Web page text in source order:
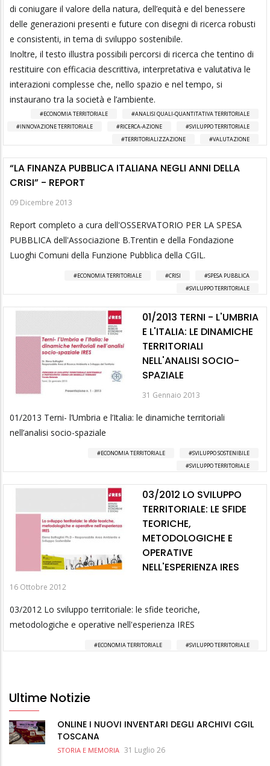
di coniugare il valore della natura, dell’equità e del benessere
delle generazioni presenti e future con disegni di ricerca robusti
e consistenti, in tema di sviluppo sostenibile.
Inoltre, il testo illustra possibili percorsi di ricerca che tentino di
restituire con efficacia descrittiva, interpretativa e valutativa le
interazioni complesse che, nello spazio e nel tempo, si
instaurano tra la società e l’ambiente.
ECONOMIA TERRITORIALE
ANALISI QUALI-QUANTITATIVA TERRITORIALE
INNOVAZIONE TERRITORIALE
RICERCA-AZIONE
SVILUPPO TERRITORIALE
TERRITORIALIZZAZIONE
VALUTAZIONE
“LA FINANZA PUBBLICA ITALIANA NEGLI ANNI DELLA
CRISI” - REPORT
09 Dicembre 2013
Report completo a cura dell'OSSERVATORIO PER LA SPESA
PUBBLICA dell'Associazione B.Trentin e della Fondazione
Luoghi Comuni della Funzione Pubblica della CGIL.
ECONOMIA TERRITORIALE CRISI
SPESA PUBBLICA
SVILUPPO TERRITORIALE
01/2013 TERNI - L'UMBRIA
E L'ITALIA: LE DINAMICHE
TERRITORIALI
NELL'ANALISI SOCIO-
SPAZIALE
31 Gennaio 2013
01/2013 Terni- l’Umbria e l’Italia: le dinamiche territoriali
nell’analisi socio-spaziale
ECONOMIA TERRITORIALE
SVILUPPO SOSTENIBILE
SVILUPPO TERRITORIALE
03/2012 LO SVILUPPO
TERRITORIALE: LE SFIDE
TEORICHE,
METODOLOGICHE E
OPERATIVE
NELL'ESPERIENZA IRES
16 Ottobre 2012
03/2012 Lo sviluppo territoriale: le sfide teoriche,
metodologiche e operative nell'esperienza IRES
ECONOMIA TERRITORIALE SVILUPPO TERRITORIALE
Ultime Notizie
ONLINE I NUOVI INVENTARI DEGLI ARCHIVI CGIL
TOSCANA
STORIA E MEMORIA 31 Luglio 26